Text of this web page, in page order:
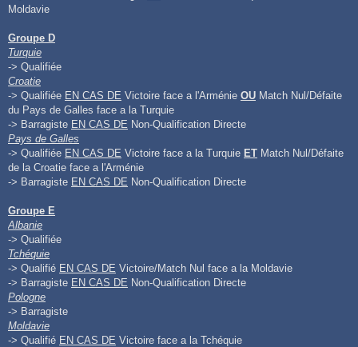
Moldavie
Groupe D
Turquie
-> Qualifiée
Croatie
-> Qualifiée EN CAS DE Victoire face a l'Arménie OU Match Nul/Défaite
du Pays de Galles face a la Turquie
-> Barragiste EN CAS DE Non-Qualification Directe
Pays de Galles
-> Qualifiée EN CAS DE Victoire face a la Turquie ET Match Nul/Défaite
de la Croatie face a l'Arménie
-> Barragiste EN CAS DE Non-Qualification Directe
Groupe E
Albanie
-> Qualifiée
Tchéquie
-> Qualifié EN CAS DE Victoire/Match Nul face a la Moldavie
-> Barragiste EN CAS DE Non-Qualification Directe
Pologne
-> Barragiste
Moldavie
-> Qualifié EN CAS DE Victoire face a la Tchéquie